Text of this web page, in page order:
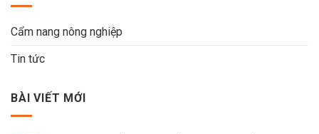
Cẩm nang nông nghiệp
Tin tức
BÀI VIẾT MỚI